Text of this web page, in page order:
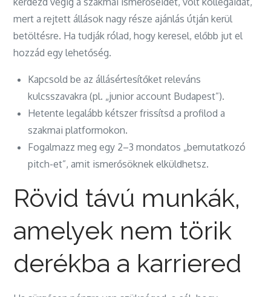
mert a rejtett állások nagy része ajánlás útján kerül
betöltésre. Ha tudják rólad, hogy keresel, előbb jut el
hozzád egy lehetőség.
Kapcsold be az állásértesítőket releváns
kulcsszavakra (pl. „junior account Budapest”).
Hetente legalább kétszer frissítsd a profilod a
szakmai platformokon.
Fogalmazz meg egy 2–3 mondatos „bemutatkozó
pitch-et”, amit ismerősöknek elküldhetsz.
Rövid távú munkák,
amelyek nem törik
derékba a karriered